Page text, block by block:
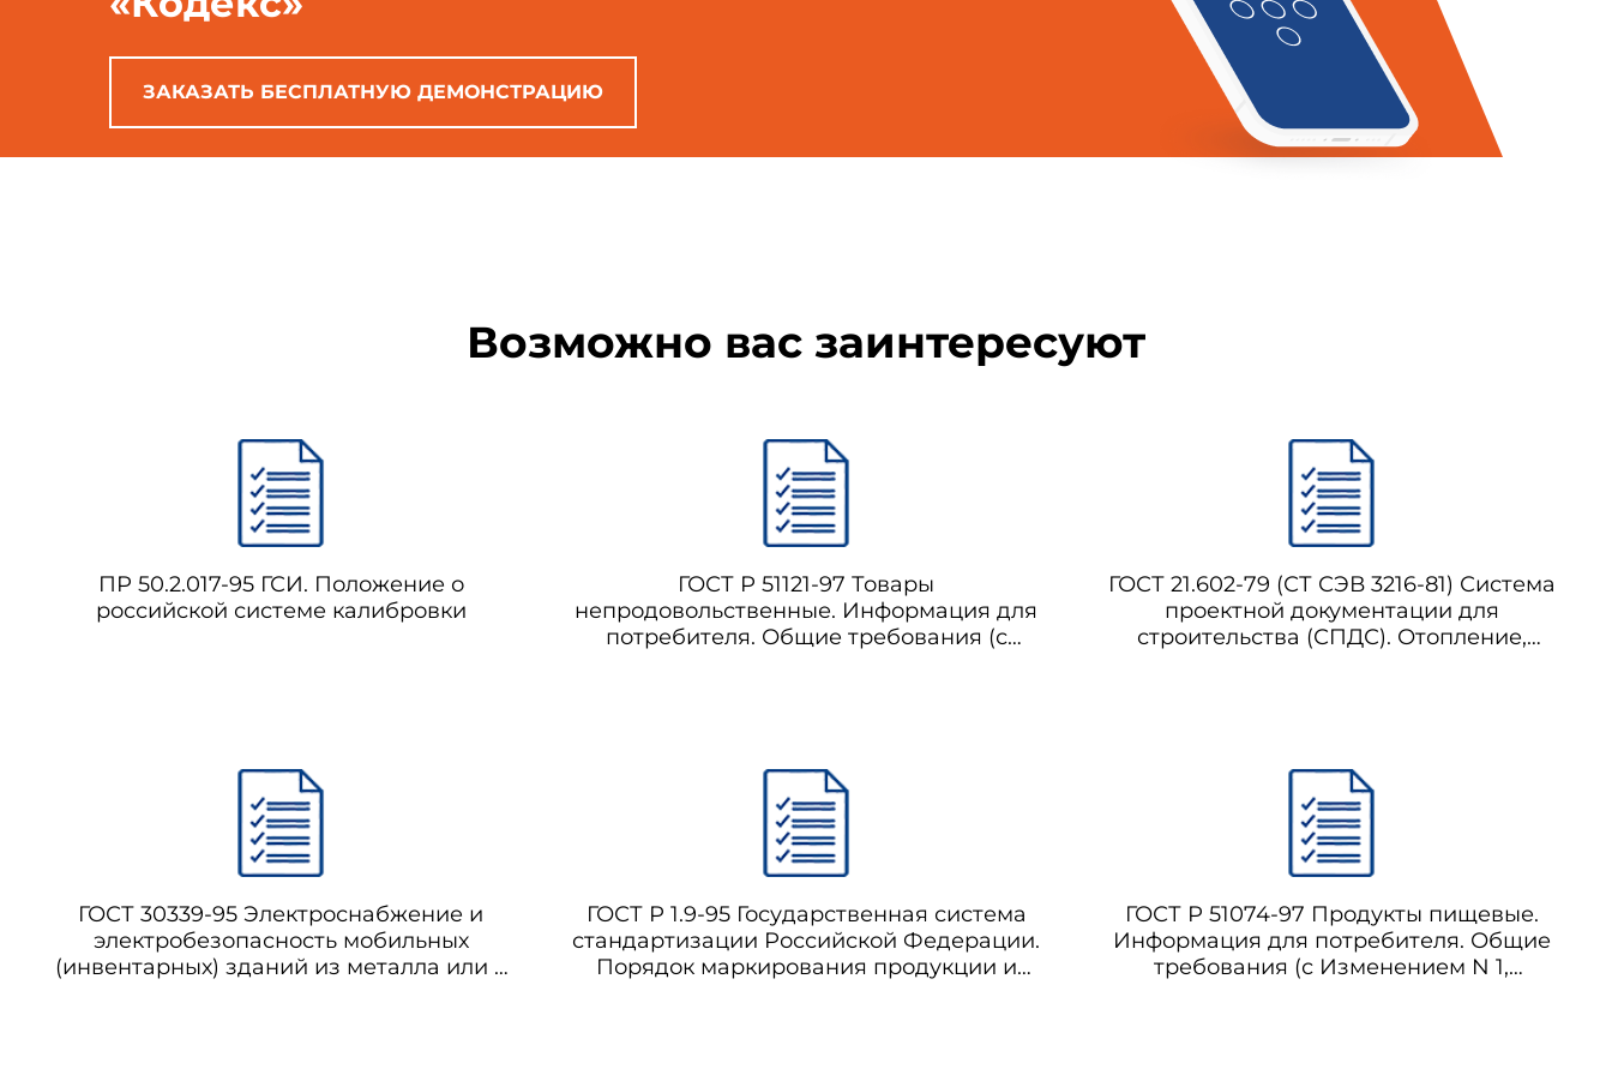
органа по сертификации, зарегистрировавшего декларацию о соответствии, под графическим изображением знака соответствия
(Измененная редакция, Изм. N 1).
В центре окружности в зависимости от угла зрения должно просматриваться графическое изображение знака соответствия,
выполненное согласно рисункам 1 и 5 без кода органа по сертификации, и меняющий свою форму характерный узор из тонких
линий.
В верхней части круга, содержащего знак соответствия, защищенный от подделок, имеется трехразрядное буквенное
обозначение серии, а в нижней - шестизначный порядковый номер данного экземпляра знака соответствия.
ЗАКАЗАТЬ БЕСПЛАТНУЮ ДЕМОНСТРАЦИЮ
Возможно вас заинтересуют
ПР 50.2.017-95 ГСИ. Положение о
российской системе калибровки
ГОСТ Р 51121-97 Товары
непродовольственные. Информация для
потребителя. Общие требования (с
ГОСТ 21.602-79 (СТ СЭВ 3216-81) Система
проектной документации для
строительства (СПДС). Отопление,
ГОСТ 30339-95 Электроснабжение и
электробезопасность мобильных
(инвентарных) зданий из металла или с
ГОСТ Р 1.9-95 Государственная система
стандартизации Российской Федерации.
Порядок маркирования продукции и
ГОСТ Р 51074-97 Продукты пищевые.
Информация для потребителя. Общие
требования (с Изменением N 1,